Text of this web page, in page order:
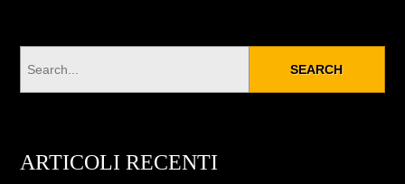
ARTICOLI RECENTI